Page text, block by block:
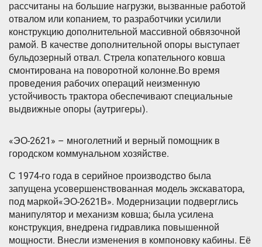
рассчитаны на большие нагрузки, вызванные работой
отвалом или копанием, то разработчики усилили
конструкцию дополнительной массивной обвязочной
рамой. В качестве дополнительной опоры выступает
бульдозерный отвал. Стрела копательного ковша
смонтирована на поворотной колонне.Во время
проведения рабочих операций неизменную
устойчивость трактора обеспечивают специальные
выдвижные опоры (аутригеры).
«ЭО-2621» – многолетний и верный помощник в
городском коммунальном хозяйстве.
С 1974-го года в серийное производство была
запущена усовершенствованная модель экскаватора,
под маркой«ЭО-2621В». Модернизации подверглись
манипулятор и механизм ковша; была усилена
конструкция, внедрена гидравлика повышенной
мощности. Внесли изменения в компоновку кабины. Её